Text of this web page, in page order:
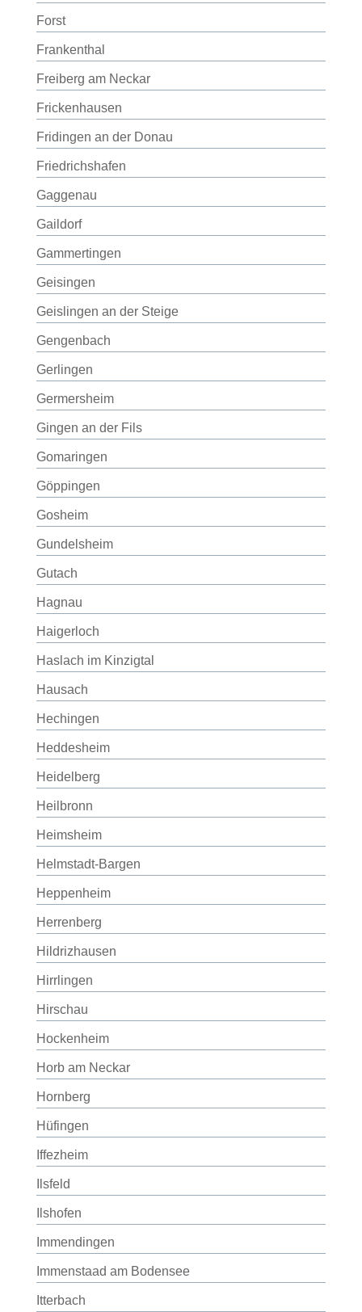
Forst
Frankenthal
Freiberg am Neckar
Frickenhausen
Fridingen an der Donau
Friedrichshafen
Gaggenau
Gaildorf
Gammertingen
Geisingen
Geislingen an der Steige
Gengenbach
Gerlingen
Germersheim
Gingen an der Fils
Gomaringen
Göppingen
Gosheim
Gundelsheim
Gutach
Hagnau
Haigerloch
Haslach im Kinzigtal
Hausach
Hechingen
Heddesheim
Heidelberg
Heilbronn
Heimsheim
Helmstadt-Bargen
Heppenheim
Herrenberg
Hildrizhausen
Hirrlingen
Hirschau
Hockenheim
Horb am Neckar
Hornberg
Hüfingen
Iffezheim
Ilsfeld
Ilshofen
Immendingen
Immenstaad am Bodensee
Itterbach